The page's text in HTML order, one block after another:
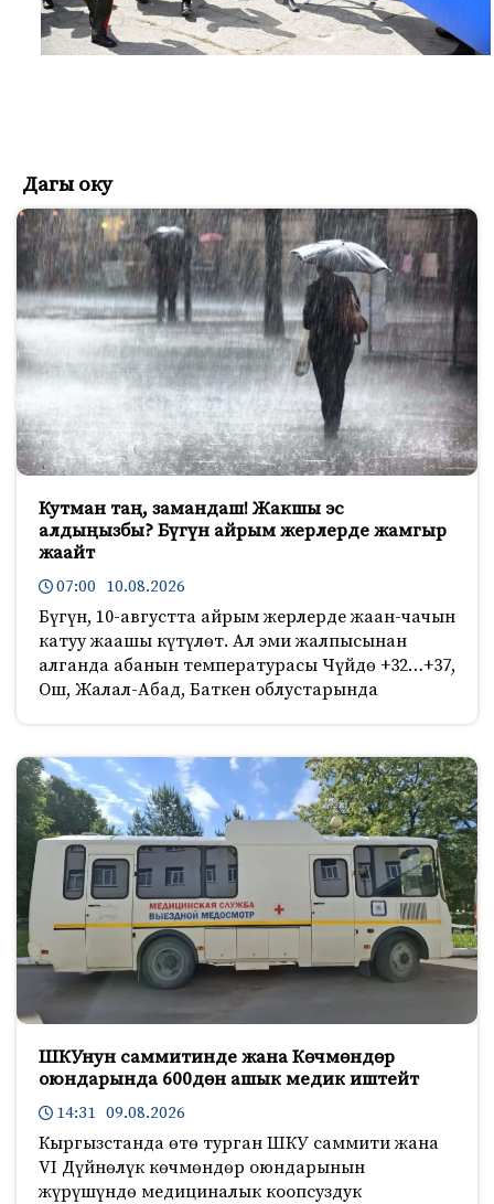
Дагы оку
Кутман таң, замандаш! Жакшы эс
алдыңызбы? Бүгүн айрым жерлерде жамгыр
жаайт
07:00 10.08.2026
Бүгүн, 10-августта айрым жерлерде жаан-чачын
катуу жаашы күтүлөт. Ал эми жалпысынан
алганда абанын температурасы Чүйдө +32…+37,
Ош, Жалал-Абад, Баткен облустарында
ШКУнун саммитинде жана Көчмөндөр
оюндарында 600дөн ашык медик иштейт
14:31 09.08.2026
Кыргызстанда өтө турган ШКУ саммити жана
VI Дүйнөлүк көчмөндөр оюндарынын
жүрүшүндө медициналык коопсуздук